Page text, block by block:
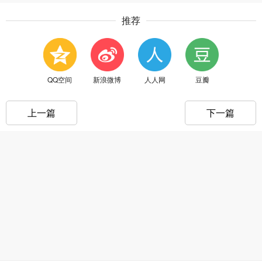
推荐
QQ空间 新浪微博 人人网 豆瓣
上一篇 下一篇